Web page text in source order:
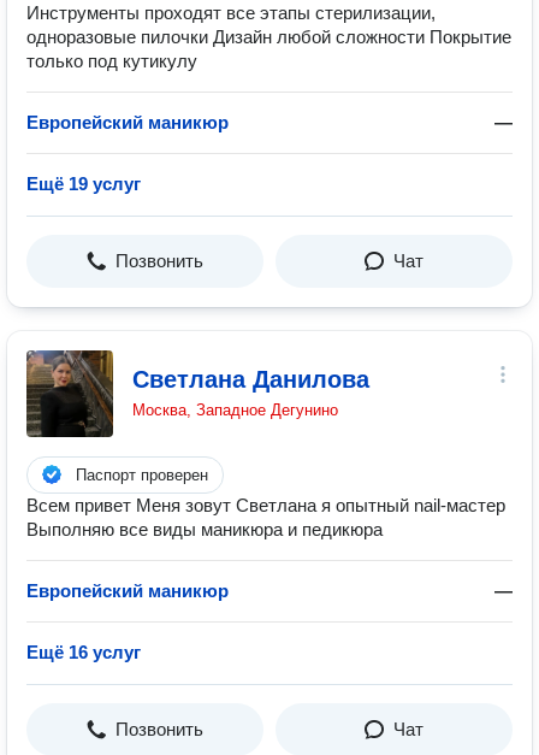
Инструменты проходят все этапы стерилизации,
одноразовые пилочки Дизайн любой сложности Покрытие
только под кутикулу
Европейский маникюр —
Ещё 19 услуг
Позвонить Чат
Светлана Данилова
Москва, Западное Дегунино
Паспорт проверен
Всем привет Меня зовут Светлана я опытный nail-мастер
Выполняю все виды маникюра и педикюра
Европейский маникюр —
Ещё 16 услуг
Позвонить Чат